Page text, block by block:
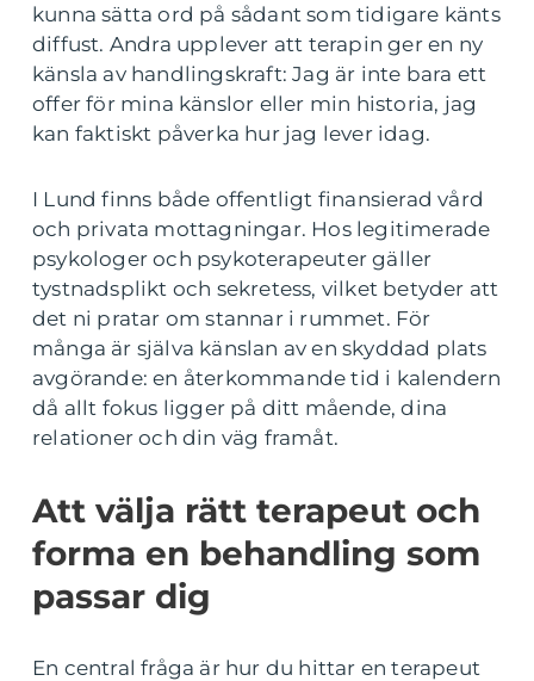
kunna sätta ord på sådant som tidigare känts
diffust. Andra upplever att terapin ger en ny
känsla av handlingskraft: Jag är inte bara ett
offer för mina känslor eller min historia, jag
kan faktiskt påverka hur jag lever idag.
I Lund finns både offentligt finansierad vård
och privata mottagningar. Hos legitimerade
psykologer och psykoterapeuter gäller
tystnadsplikt och sekretess, vilket betyder att
det ni pratar om stannar i rummet. För
många är själva känslan av en skyddad plats
avgörande: en återkommande tid i kalendern
då allt fokus ligger på ditt mående, dina
relationer och din väg framåt.
Att välja rätt terapeut och
forma en behandling som
passar dig
En central fråga är hur du hittar en terapeut